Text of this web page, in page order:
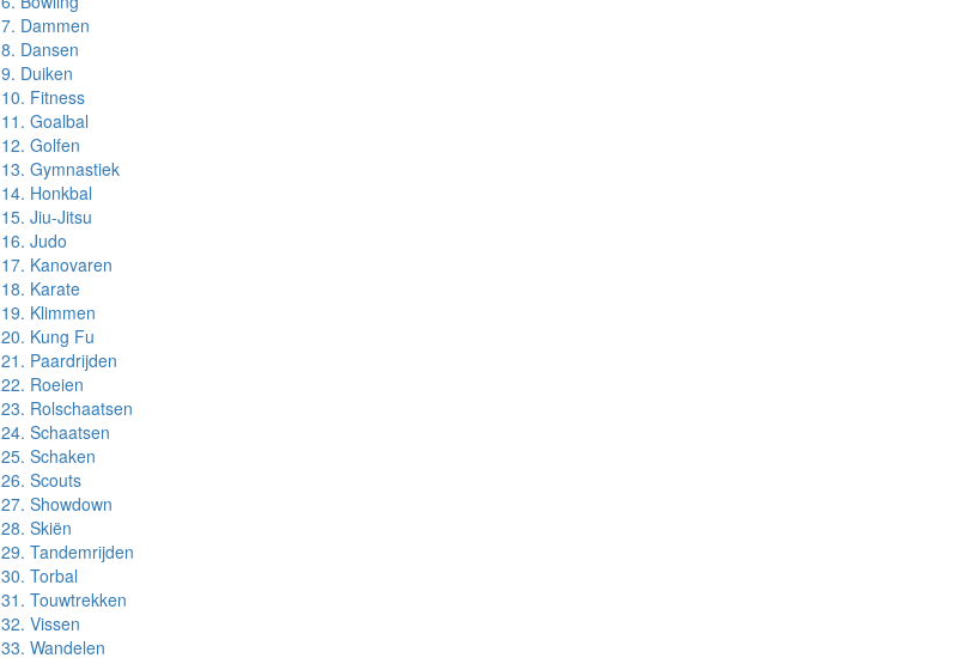
7. Dammen
8. Dansen
9. Duiken
10. Fitness
11. Goalbal
12. Golfen
13. Gymnastiek
14. Honkbal
15. Jiu-Jitsu
16. Judo
17. Kanovaren
18. Karate
19. Klimmen
20. Kung Fu
21. Paardrijden
22. Roeien
23. Rolschaatsen
24. Schaatsen
25. Schaken
26. Scouts
27. Showdown
28. Skiën
29. Tandemrijden
30. Torbal
31. Touwtrekken
32. Vissen
33. Wandelen